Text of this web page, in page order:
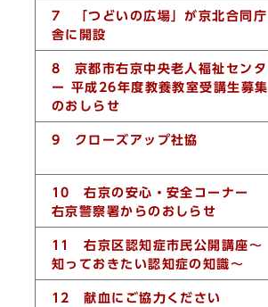
7
「つどいの広場」が京北合同庁
舎に開設
8
京都市右京中央老人福祉センタ
ー 平成 26年度教養教室受講生募集
のおしらせ
9 クローズアップ社協
10
右京の安心・安全コーナー
右京警察署からのおしらせ
11右京区認知症市民公開講座～
知っておきたい認知症の知識～
12 献血にご協力ください